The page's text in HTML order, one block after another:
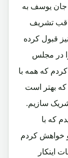
جان یوسف به
تشریف
قبول کرده
در مجلس
که همه با
که بهتر است
شریک سازیم.
که با
و خواهش کردم
اینکار